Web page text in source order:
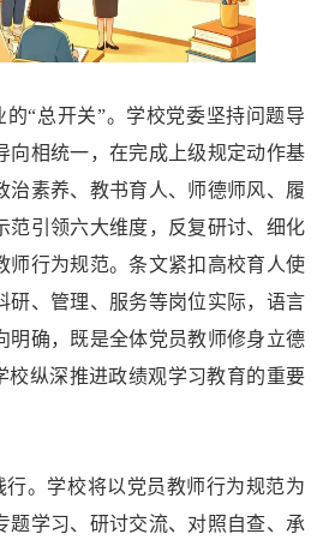
“总开关”。学校党委坚持问题导
向相统一，在完成上级规定动作基
治素养、教书育人、师德师风、履
范引领六大维度，反复研讨、细化
师行为规范。条文紧扣高校育人使
研、管理、服务等岗位实际，语言
明确，既是全体党员教师修身立德
校纵深推进政绩观学习教育的重要
行。学校将以党员教师行为规范为
题学习、研讨交流、对照自查、承